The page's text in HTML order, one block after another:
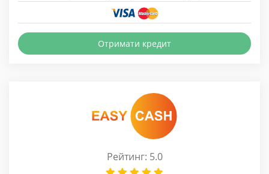
Отримати кредит
Рейтинг: 5.0